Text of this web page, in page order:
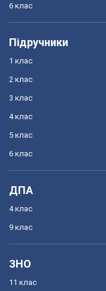
6 клас
Підручники
1 клас
2 клас
3 клас
4 клас
5 клас
6 клас
ДПА
4 клас
9 клас
ЗНО
11 клас